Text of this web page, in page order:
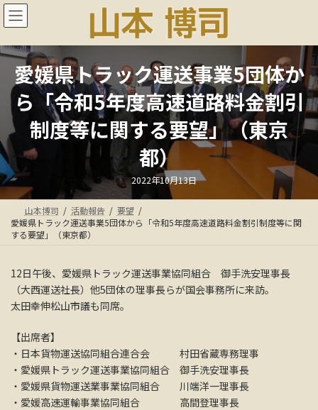
コ
ン
ン
プ
ナ
ビ
ー
動
愛媛県トラック運送事業5団体か
ら「令和5年度高速道路料金割引
制度等に関する要望」（東京
都）
最
終
更
新
日
時
:
2022年10月13日
山本博司 活動報告
要望
愛媛県トラック運送事業5団体から「令和5年度高速道路料金割引制度等に関
する要望」（東京都）
12日午後、愛媛県トラック運送事業協同組合 御手洗安理事長
（大西運送社長）他5団体の理事長らが国会事務所に来訪。
太田幸伸松山市議も同席。
【出席者】
・日本貨物運送協同組合連合会 村田省蔵専務理事
・愛媛県トラック運送事業協同組合 御手洗安理事長
・愛媛県貨物運送業事業協同組合 川端洋一理事長
・愛媛高速運輸事業協同組合 高間登理事長